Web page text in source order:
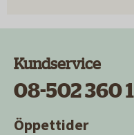
Kundservice
08-502 360
Öppettider